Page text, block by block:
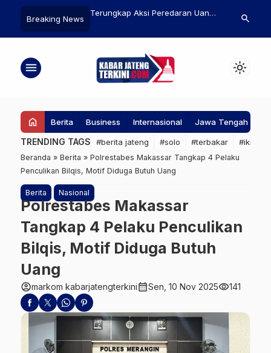
Breaking News
Terpadu
Terungkap Aksi Peredaran Uang
Tahun
SPPG Kadirejo
Petani untuk
search
menu light_mode
home Berita Business Internasional Jawa Tengah
TRENDING TAGS #berita jateng #solo #terbakar #ikn
Beranda » Berita » Polrestabes Makassar Tangkap 4 Pelaku
Penculikan Bilqis, Motif Diduga Butuh Uang
Berita Nasional
Polrestabes Makassar
Tangkap 4 Pelaku Penculikan
Bilqis, Motif Diduga Butuh
Uang
account_circlemarkom kabarjatengterkinicalendar_monthSen, 10 Nov 2025visibility141